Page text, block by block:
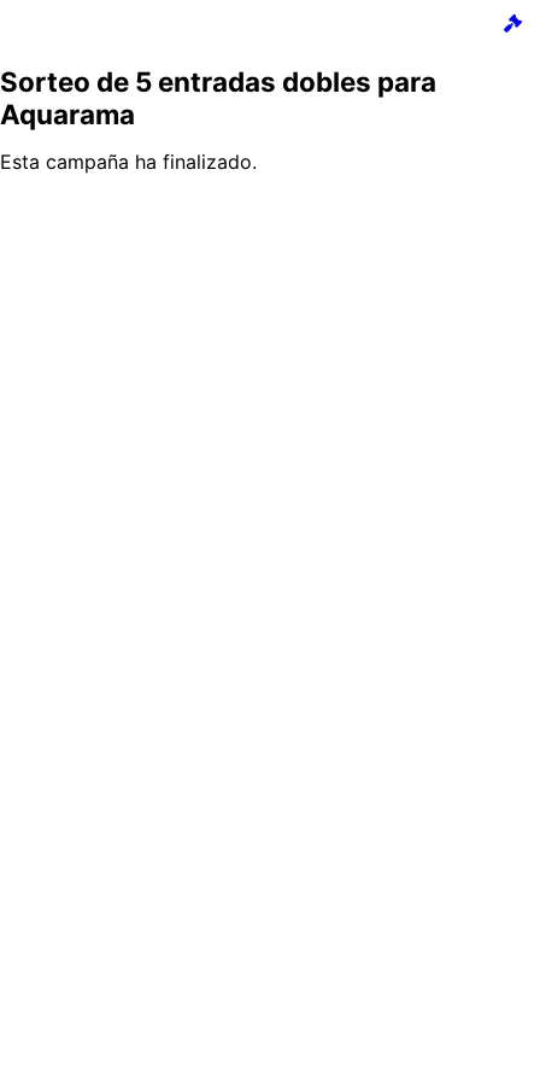
Sorteo de 5 entradas dobles para
Aquarama
Esta campaña ha finalizado.